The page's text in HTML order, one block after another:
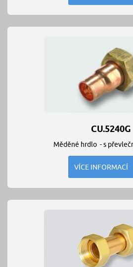
CU.5240G
Měděné hrdlo - s
VÍCE INFORMACÍ